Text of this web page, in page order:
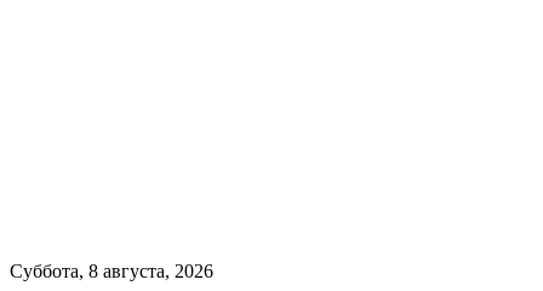
Суббота, 8 августа, 2026